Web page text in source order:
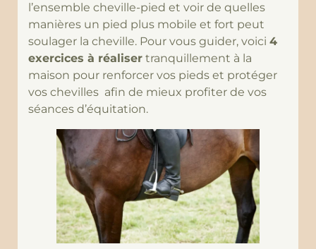
l’ensemble cheville-pied et voir de quelles
manières un pied plus mobile et fort peut
soulager la cheville. Pour vous guider, voici 4
exercices à réaliser tranquillement à la
maison pour renforcer vos pieds et protéger
vos chevilles afin de mieux profiter de vos
séances d’équitation.